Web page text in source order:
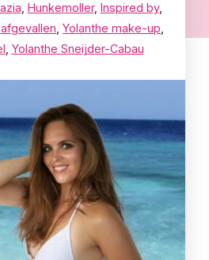
Hunkemoller, Inspired by,
Yolanthe make-up
Yolanthe Sneijder-Cabau